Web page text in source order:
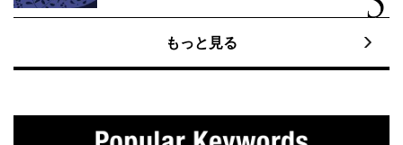
もっと見る